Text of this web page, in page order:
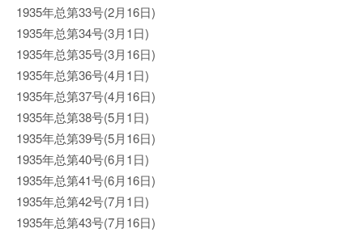
1935年总第33号(2月16日)
1935年总第34号(3月1日)
1935年总第35号(3月16日)
1935年总第36号(4月1日)
1935年总第37号(4月16日)
1935年总第38号(5月1日)
1935年总第39号(5月16日)
1935年总第40号(6月1日)
1935年总第41号(6月16日)
1935年总第42号(7月1日)
1935年总第43号(7月16日)